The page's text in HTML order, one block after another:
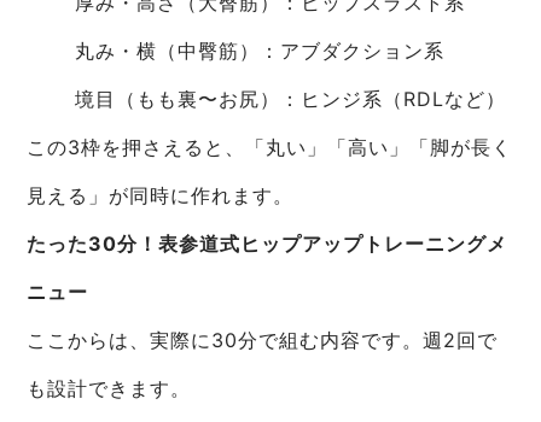
丸み・横（中臀筋）：アブダクション系
境目（もも裏〜お尻）：ヒンジ系（RDLなど）
この3枠を押さえると、「丸い」「高い」「脚が長く
見える」が同時に作れます。
たった30分！表参道式ヒップアップトレーニングメ
ニュー
ここからは、実際に30分で組む内容です。週2回で
も設計できます。